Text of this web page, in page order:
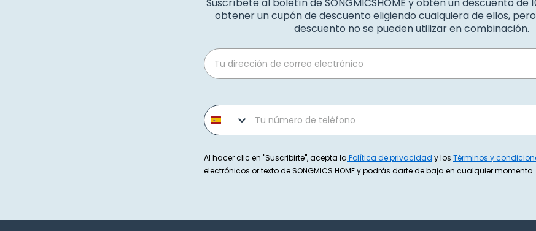
obtener un cupón de descuento eligiendo cualquiera de ellos,
descuento no se pueden utilizar en combinación.
Email
Phone number
Al hacer clic en "Suscribirte", acepta la Política de privacidad y los Términos y
electrónicos or texto de SONGMICS HOME y podrás darte de baja en cualquier momento.